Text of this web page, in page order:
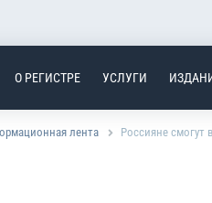
О РЕГИСТРЕ УСЛУГИ
лента Россияне смогут